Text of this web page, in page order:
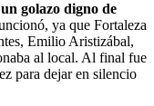
golazo digno de
ya que Fortaleza
Emilio Aristizábal,
al local. Al final fue
para dejar en silencio